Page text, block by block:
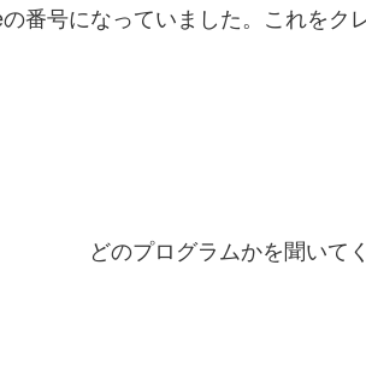
番号になっていました。これをク
どのプログラムかを聞いて